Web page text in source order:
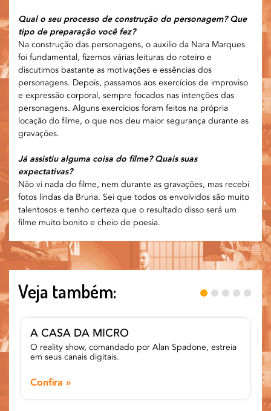
Qual o seu processo de construção do personagem? Que
tipo de preparação você fez?
Na construção das personagens, o auxilio da Nara Marques
foi fundamental, fizemos várias leituras do roteiro e
discutimos bastante as motivações e essências dos
personagens. Depois, passamos aos exercícios de improviso
e expressão corporal, sempre focados nas intenções das
personagens. Alguns exercícios foram feitos na própria
locação do filme, o que nos deu maior segurança durante as
gravações.
Já assistiu alguma coisa do filme? Quais suas
expectativas?
Não vi nada do filme, nem durante as gravações, mas recebi
fotos lindas da Bruna. Sei que todos os envolvidos são muito
talentosos e tenho certeza que o resultado disso será um
filme muito bonito e cheio de poesia.
Veja também:
A CASA DA MICRO
O reality show, comandado por Alan Spadone, estreia
em seus canais digitais.
Confira »